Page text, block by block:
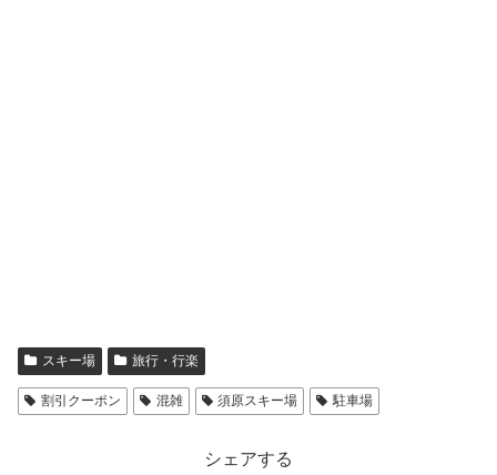
スキー場 旅行・行楽
割引クーポン 混雑 須原スキー場 駐車場
シェアする